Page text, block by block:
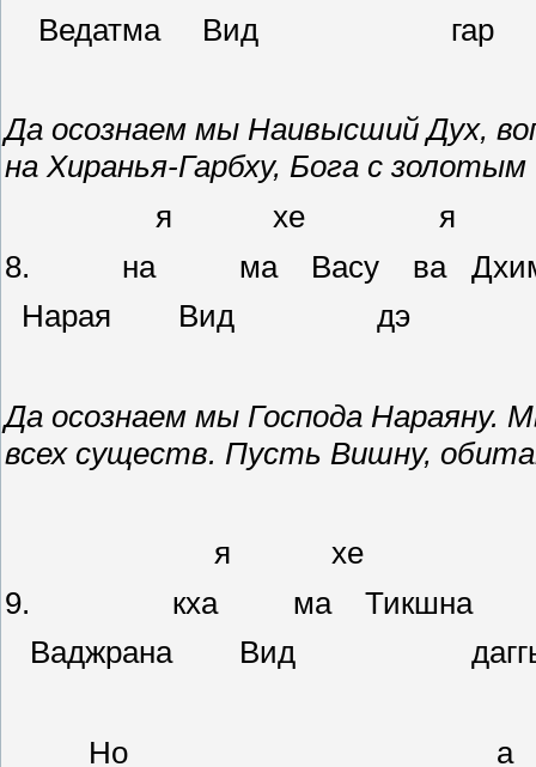
Ведатма
Да осознаем мы Наивысший Дух,
на Хиранья-Гарбху, Бога с
я хе
8. на ма Васу ва
Нарая
Да осознаем мы Господа Нараяну.
всех существ. Пусть Вишну,
я хе
9. кха ма Тикшна
Ваджрана Вид
Но а